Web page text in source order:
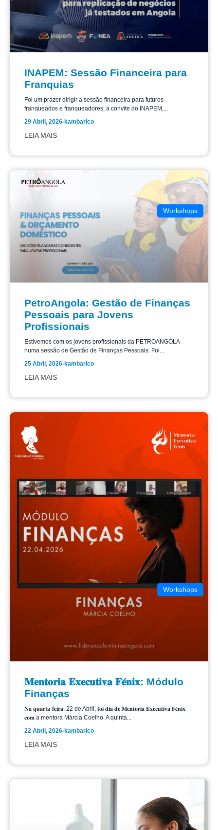
INAPEM: Sessão Financeira para
Franquias
Foi um prazer dirigir a sessão financeira para futuros
franqueados e franqueadores, a convite do INAPEM,...
29 Abril, 2026-kambarico
LEIA MAIS
Workshops
PetroAngola: Gestão de Finanças
Pessoais para Jovens
Profissionais
Estivemos com os jovens profissionais da PETROANGOLA
numa sessão de Gestão de Finanças Pessoais. Foi...
25 Abril, 2026-kambarico
LEIA MAIS
Workshops
𝐌𝐞𝐧𝐭𝐨𝐫𝐢𝐚 𝐄𝐱𝐞𝐜𝐮𝐭𝐢𝐯𝐚 𝐅𝐞́𝐧𝐢𝐱: Módulo
Finanças
𝐍𝐚 𝐪𝐮𝐚𝐫𝐭𝐚-𝐟𝐞𝐢𝐫𝐚, 22 de Abril, 𝐟𝐨𝐢 𝐝𝐢𝐚 𝐝𝐞 𝐌𝐞𝐧𝐭𝐨𝐫𝐢𝐚 𝐄𝐱𝐞𝐜𝐮𝐭𝐢𝐯𝐚 𝐅𝐞́𝐧𝐢𝐱
𝐜𝐨𝐦 a mentora Márcia Coelho. A quinta...
22 Abril, 2026-kambarico
LEIA MAIS